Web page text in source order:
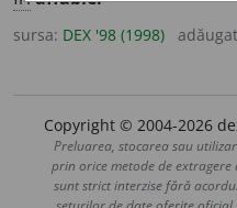
sursa: DEX '98 (1998)
Copyright © 2004-2026
Preluarea, stocarea sau
prin orice metode de
sunt strict interzise fără